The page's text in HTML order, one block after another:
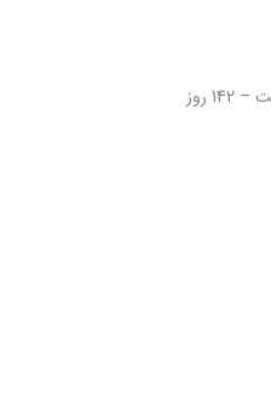
روز صد و سی و هشتم بارداری – الان هفته ی 19 ام و روز پنجم چرخه است – 142 روز